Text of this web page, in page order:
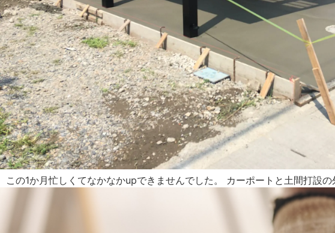
この1か月忙しくてなかなかupできませんでした。 カーポートと土間